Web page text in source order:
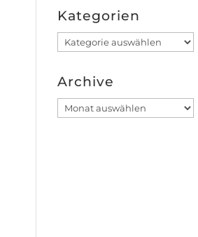
Kategorien
Kategorien
Archive
Archive